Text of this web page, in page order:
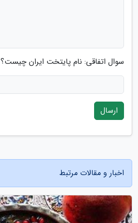
سوال اتفاقی: نام پایتخت ایران چیست؟
ارسال
اخبار و مقالات مرتبط